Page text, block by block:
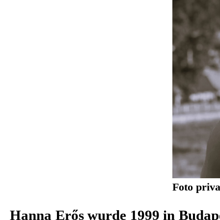
Foto
Hanna Erős wurde 1999 in
Bühnenbildpraxis gewann. 2025